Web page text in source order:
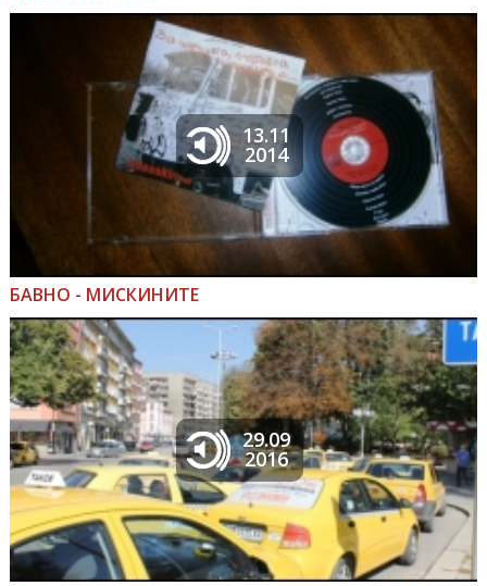
13.11
2014
БАВНО - МИСКИНИТЕ
29.09
2016